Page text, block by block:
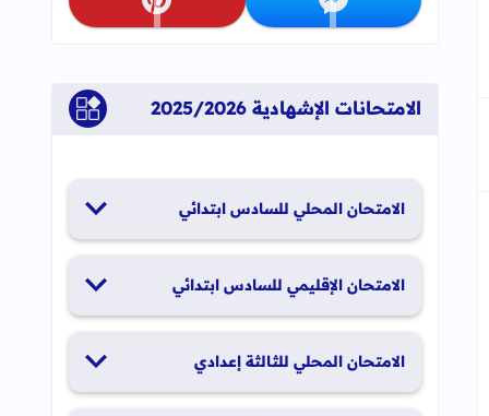
تابعنا على messenger تابعنا على pinterest
الامتحانات الإشهادية 2025/2026
الامتحان المحلي للسادس ابتدائي
الامتحان الإقليمي للسادس ابتدائي
الامتحان المحلي للثالثة إعدادي